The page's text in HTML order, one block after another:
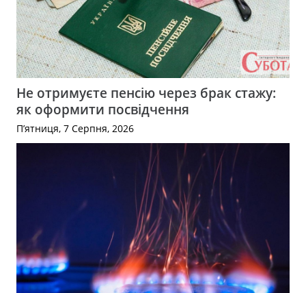
Не отримуєте пенсію через брак стажу:
як оформити посвідчення
П’ятниця, 7 Серпня, 2026